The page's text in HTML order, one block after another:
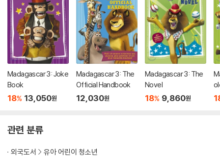
Madagascar 3: Joke
Book
18% 13,050원
Madagascar 3: The
Official Handbook
12,030원
Madagascar 3: The
Novel
18% 9,860원
관련 분류
외국도서 유아 어린이 청소년